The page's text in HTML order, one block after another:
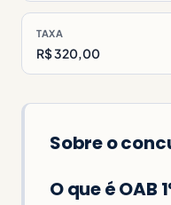
TAXA
R$ 320,00
Sobre o
O que é OAB